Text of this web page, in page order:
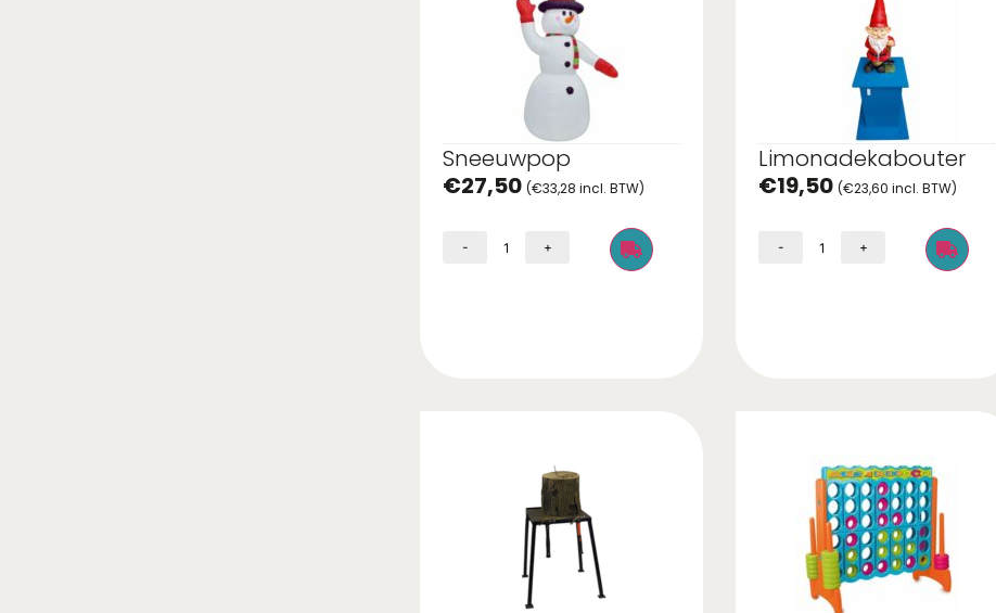
Sneeuwpop
€27,50 (€33,28 incl. BTW)
- +
Limonadekabouter
€19,50 (€23,60 incl. BTW)
- +